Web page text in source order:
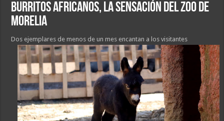
Burritos africanos, la sensación del Zoo de
Morelia
Dos ejemplares de menos de un mes encantan a los visitantes